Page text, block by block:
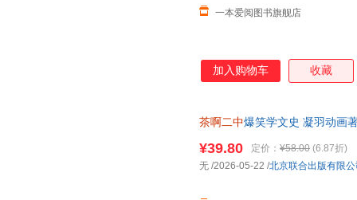
一本爱阅图书旗舰店
加入购物车 收藏
茶啊二中爆笑学文史 凝羽动画
¥39.80 定价： ¥58.00 (6.87折)
无 /2026-05-22 /北京联合出版有限